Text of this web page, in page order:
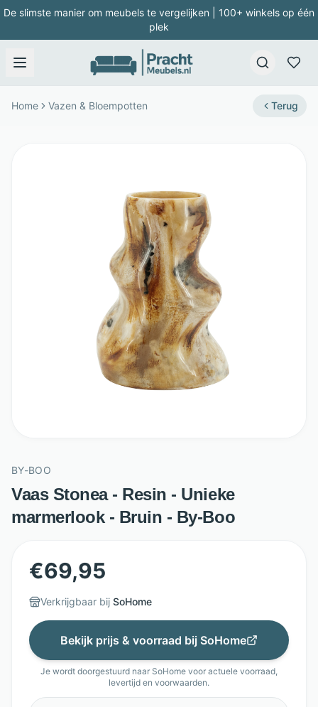
De slimste manier om meubels te vergelijken | 100+ winkels op één
plek
Home Vazen & Bloempotten Terug
BY-BOO
Vaas Stonea - Resin - Unieke
marmerlook - Bruin - By-Boo
€69,95
Verkrijgbaar bij SoHome
Bekijk prijs & voorraad bij SoHome
Je wordt doorgestuurd naar SoHome voor actuele voorraad,
levertijd en voorwaarden.